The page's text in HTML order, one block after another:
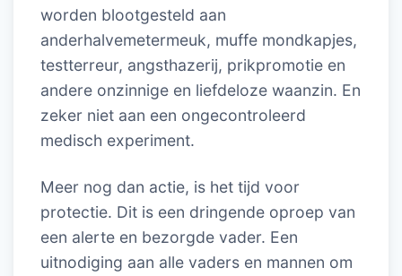
worden blootgesteld aan
anderhalvemetermeuk, muffe mondkapjes,
testterreur, angsthazerij, prikpromotie en
andere onzinnige en liefdeloze waanzin. En
zeker niet aan een ongecontroleerd
medisch experiment.
Meer nog dan actie, is het tijd voor
protectie. Dit is een dringende oproep van
een alerte en bezorgde vader. Een
uitnodiging aan alle vaders en mannen om